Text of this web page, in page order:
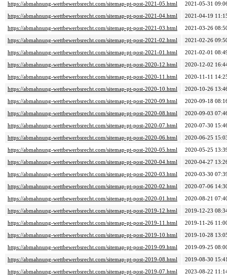
https://abmahnung-wettbewerbsrecht.com/sitemap-pt-post-2021-05.html
2021-05-31
https://abmahnung-wettbewerbsrecht.com/sitemap-pt-post-2021-04.html
2021-04-19
https://abmahnung-wettbewerbsrecht.com/sitemap-pt-post-2021-03.html
2021-03-26
https://abmahnung-wettbewerbsrecht.com/sitemap-pt-post-2021-02.html
2021-02-26
https://abmahnung-wettbewerbsrecht.com/sitemap-pt-post-2021-01.html
2021-02-01
https://abmahnung-wettbewerbsrecht.com/sitemap-pt-post-2020-12.html
2020-12-02
https://abmahnung-wettbewerbsrecht.com/sitemap-pt-post-2020-11.html
2020-11-11
https://abmahnung-wettbewerbsrecht.com/sitemap-pt-post-2020-10.html
2020-10-26
https://abmahnung-wettbewerbsrecht.com/sitemap-pt-post-2020-09.html
2020-09-18
https://abmahnung-wettbewerbsrecht.com/sitemap-pt-post-2020-08.html
2020-09-03
https://abmahnung-wettbewerbsrecht.com/sitemap-pt-post-2020-07.html
2020-07-30
https://abmahnung-wettbewerbsrecht.com/sitemap-pt-post-2020-06.html
2020-06-25
https://abmahnung-wettbewerbsrecht.com/sitemap-pt-post-2020-05.html
2020-05-25
https://abmahnung-wettbewerbsrecht.com/sitemap-pt-post-2020-04.html
2020-04-27
https://abmahnung-wettbewerbsrecht.com/sitemap-pt-post-2020-03.html
2020-03-30
https://abmahnung-wettbewerbsrecht.com/sitemap-pt-post-2020-02.html
2020-07-06
https://abmahnung-wettbewerbsrecht.com/sitemap-pt-post-2020-01.html
2020-08-21
https://abmahnung-wettbewerbsrecht.com/sitemap-pt-post-2019-12.html
2019-12-23
https://abmahnung-wettbewerbsrecht.com/sitemap-pt-post-2019-11.html
2019-11-26
https://abmahnung-wettbewerbsrecht.com/sitemap-pt-post-2019-10.html
2019-10-28
https://abmahnung-wettbewerbsrecht.com/sitemap-pt-post-2019-09.html
2019-09-25
https://abmahnung-wettbewerbsrecht.com/sitemap-pt-post-2019-08.html
2019-08-30
https://abmahnung-wettbewerbsrecht.com/sitemap-pt-post-2019-07.html
2023-08-22